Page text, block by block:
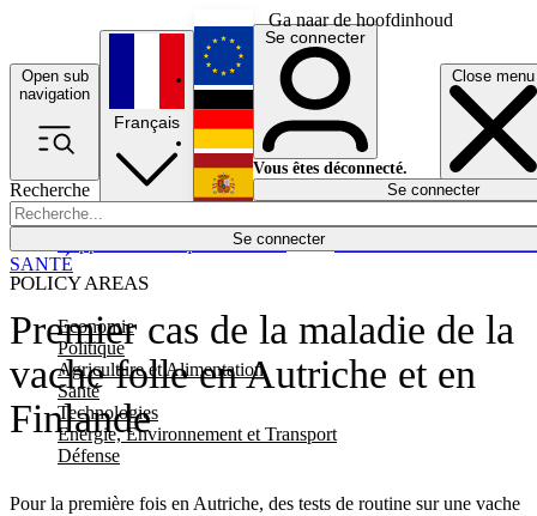
Ga naar de hoofdinhoud
Open sub
navigation
Close menu
Recherche
Se connecter
POLICY AREAS
Economie
Politique
Agriculture et Alimentation
Santé
Technologies
Energie, Environnement et Transport
Défense
Économie
Français
English
Deutsch
Español
Se connecter
Vous êtes déconnecté.
Se connecter
Premier cas de la maladie de la
vache folle en Autriche et en
Finlande
Pour la première fois en Autriche, des tests de routine sur une vache
SANTÉ